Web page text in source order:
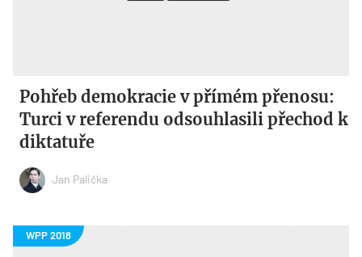
Pohřeb demokracie v přímém přenosu:
Turci v referendu odsouhlasili přechod k
diktatuře
Jan Palička